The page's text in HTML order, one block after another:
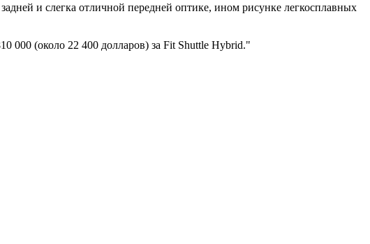
и слегка отличной передней оптике, ином рисунке легкосплавных
000 (около 22 400 долларов) за Fit Shuttle Hybrid."